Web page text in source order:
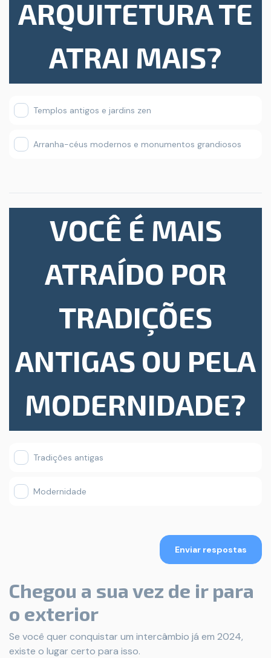
ARQUITETURA TE
ATRAI MAIS?
Templos antigos e jardins zen
Arranha-céus modernos e monumentos grandiosos
VOCÊ É MAIS
ATRAÍDO POR
TRADIÇÕES
ANTIGAS OU PELA
MODERNIDADE?
Tradições antigas
Modernidade
Enviar respostas
Chegou a sua vez de ir para
o exterior
Se você quer conquistar um intercâmbio já em 2024,
existe o lugar certo para isso.